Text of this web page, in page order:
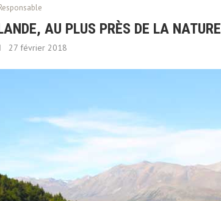
AU PLUS PRÈS DE LA NATURE
27 février 2018